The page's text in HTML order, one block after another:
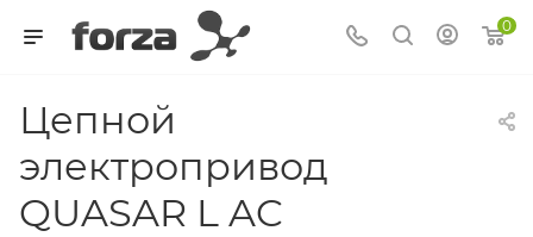
0
Цепной
электропривод
QUASAR L AC